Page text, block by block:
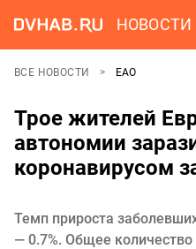
НОВОСТИ
ВСЕ НОВОСТИ ЕАО
Трое жителей
автономии
коронавирусом
Темп прироста
— 0.7%. Общее